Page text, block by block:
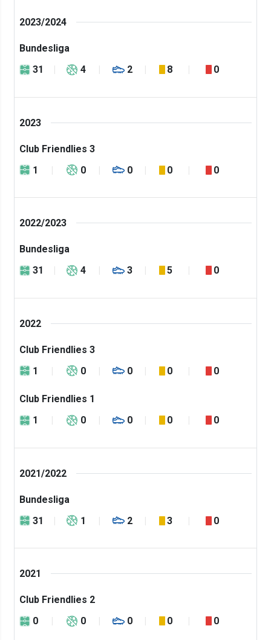
2023/2024
Bundesliga
31
4 2 8 0
2023
Club Friendlies 3
1
0 0 0 0
2022/2023
Bundesliga
31
4 3 5 0
2022
Club Friendlies 3
1
0 0 0 0
Club Friendlies 1
1
0 0 0 0
2021/2022
Bundesliga
31
1 2 3 0
2021
Club Friendlies 2
0
0 0 0 0